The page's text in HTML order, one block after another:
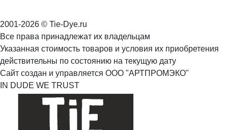
2001-2026 © Tie-Dye.ru
Все права принадлежат их владельцам
Указанная стоимость товаров и условия их приобретения
действительны по состоянию на текущую дату
Сайт создан и управляется ООО "АРТПРОМЭКО"
IN DUDE WE TRUST